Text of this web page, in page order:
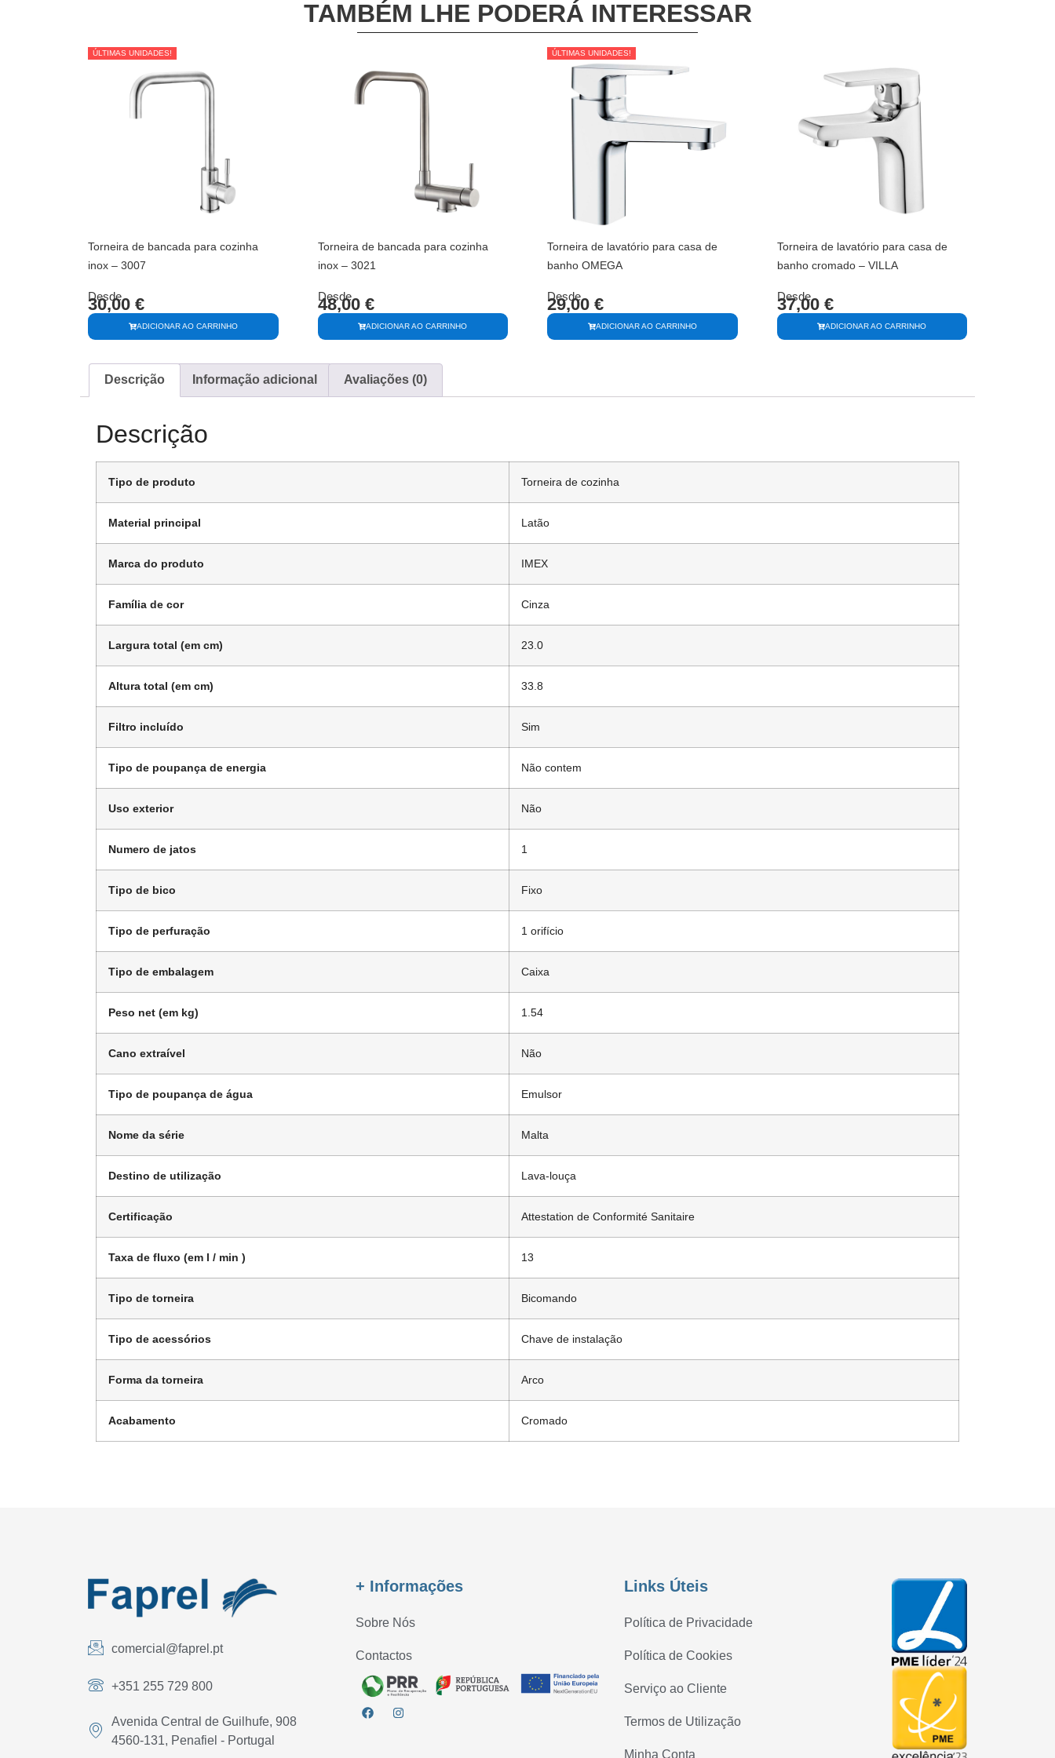
TAMBÉM LHE PODERÁ INTERESSAR
ÚLTIMAS UNIDADES!
ÚLTIMAS UNIDADES!
Torneira de bancada para cozinha
inox – 3007
ADICIONAR AO CARRINHO
Desde
30,00 €
Torneira de bancada para cozinha
inox – 3021
ADICIONAR AO CARRINHO
Desde
48,00 €
ÚLTIMAS UNIDADES!
ÚLTIMAS UNIDADES!
Torneira de lavatório para casa de
banho OMEGA
ADICIONAR AO CARRINHO
Desde
29,00 €
Torneira de lavatório para casa de
banho cromado – VILLA
ADICIONAR AO CARRINHO
Desde
37,00 €
Descrição Informação adicional Avaliações (0)
Descrição
Tipo de produto Torneira de cozinha
Material principal Latão
Marca do produto IMEX
Família de cor Cinza
Largura total (em cm) 23.0
Altura total (em cm) 33.8
Filtro incluído Sim
Tipo de poupança de energia Não contem
Uso exterior Não
Numero de jatos 1
Tipo de bico Fixo
Tipo de perfuração 1 orifício
Tipo de embalagem Caixa
Peso net (em kg) 1.54
Cano extraível Não
Tipo de poupança de água Emulsor
Nome da série Malta
Destino de utilização Lava-louça
Certificação Attestation de Conformité Sanitaire
Taxa de fluxo (em l / min ) 13
Tipo de torneira Bicomando
Tipo de acessórios Chave de instalação
Forma da torneira Arco
Acabamento Cromado
comercial@faprel.pt
+351 255 729 800
Avenida Central de Guilhufe, 908
4560-131, Penafiel - Portugal
+ Informações
Sobre Nós
Contactos
Links Úteis
Política de Privacidade
Política de Cookies
Serviço ao Cliente
Termos de Utilização
Minha Conta